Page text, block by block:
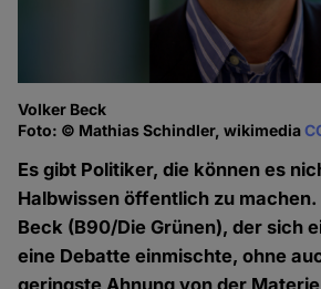
Volker Beck
Foto: © Mathias Schindler, wikimedia
Es gibt Politiker, die können es
Halbwissen öffentlich zu
Beck (B90/Die Grünen), der sich
eine Debatte einmischte, ohne